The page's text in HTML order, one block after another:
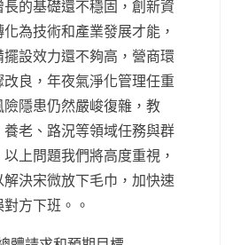
的基礎還不穩固，創新資
為技術和產業發展才能，
設效力還不夠高，營商環
良，年夜氣淨化管理任重
隱患仍然嚴峻復雜，教
老、路況等領域任務與群
上問題我們將高度重視，
決宋微放下毛巾，加快速
方下班。。